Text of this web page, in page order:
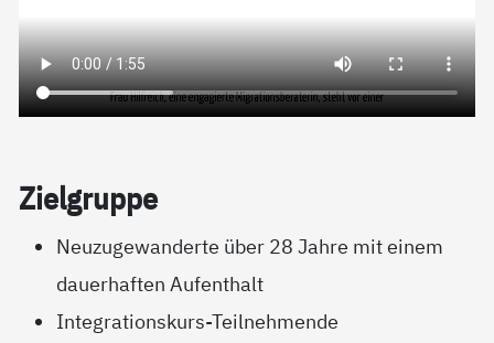
Ziel­grup­pe
Neuzugewanderte über 28 Jahre mit einem
dauerhaften Aufenthalt
Integrationskurs-Teilnehmende